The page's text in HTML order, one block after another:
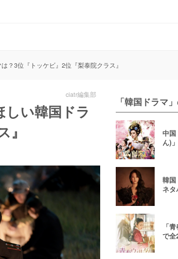
？3位『トッケビ』2位『梨泰院クラス』
ciatr編集部
しい韓国ドラ
「韓国ドラマ
中国
ん)
韓国
ネタ
「
で全